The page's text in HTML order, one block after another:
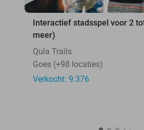
Interactief stadsspel voor 2
meer)
Qula Trails
Goes (+98 locaties)
Verkocht: 9.376